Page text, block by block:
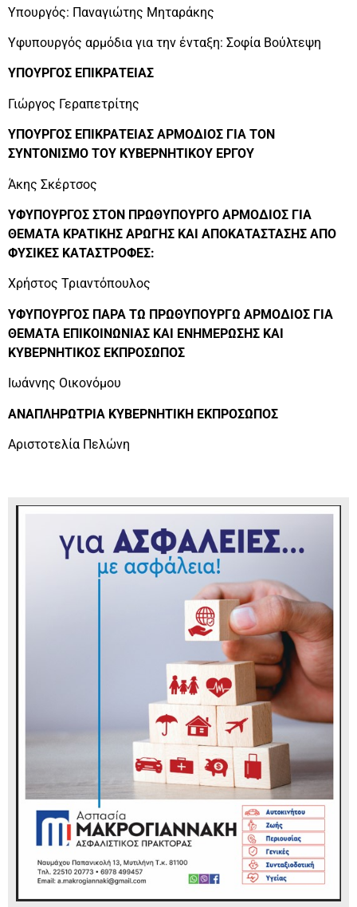
Υπουργός: Παναγιώτης Μηταράκης
Υφυπουργός αρμόδια για την ένταξη: Σοφία Βούλτεψη
ΥΠΟΥΡΓΟΣ ΕΠΙΚΡΑΤΕΙΑΣ
Γιώργος Γεραπετρίτης
ΥΠΟΥΡΓΟΣ ΕΠΙΚΡΑΤΕΙΑΣ ΑΡΜΟΔΙΟΣ ΓΙΑ ΤΟΝ
ΣΥΝΤΟΝΙΣΜΟ ΤΟΥ ΚΥΒΕΡΝΗΤΙΚΟΥ ΕΡΓΟΥ
Άκης Σκέρτσος
ΥΦΥΠΟΥΡΓΟΣ ΣΤΟΝ ΠΡΩΘΥΠΟΥΡΓΟ ΑΡΜΟΔΙΟΣ ΓΙΑ
ΘΕΜΑΤΑ ΚΡΑΤΙΚΗΣ ΑΡΩΓΗΣ ΚΑΙ ΑΠΟΚΑΤΑΣΤΑΣΗΣ ΑΠΟ
ΦΥΣΙΚΕΣ ΚΑΤΑΣΤΡΟΦΕΣ:
Χρήστος Τριαντόπουλος
ΥΦΥΠΟΥΡΓΟΣ ΠΑΡΑ ΤΩ ΠΡΩΘΥΠΟΥΡΓΩ ΑΡΜΟΔΙΟΣ ΓΙΑ
ΘΕΜΑΤΑ ΕΠΙΚΟΙΝΩΝΙΑΣ ΚΑΙ ΕΝΗΜΕΡΩΣΗΣ ΚΑΙ
ΚΥΒΕΡΝΗΤΙΚΟΣ ΕΚΠΡΟΣΩΠΟΣ
Ιωάννης Οικονόμου
ΑΝΑΠΛΗΡΩΤΡΙΑ ΚΥΒΕΡΝΗΤΙΚΗ ΕΚΠΡΟΣΩΠΟΣ
Αριστοτελία Πελώνη